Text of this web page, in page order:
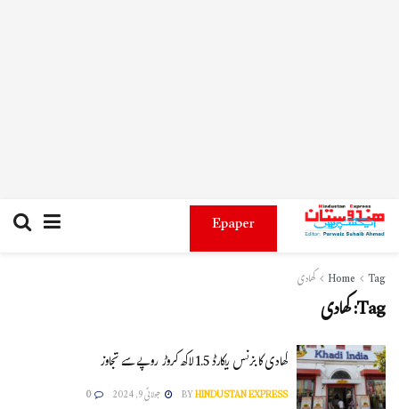
Epaper
Home Tag کھادی
Tag:کھادی
کھادی کا بزنس ریکارڈ 1.5 لاکھ کروڑ روپے سے تجاوز
BYHINDUSTAN EXPRESS جولائی 9, 2024 0